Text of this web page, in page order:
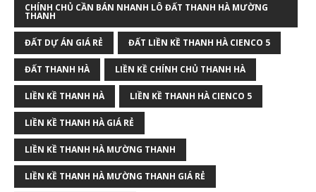
CHÍNH CHỦ CẦN BÁN NHANH LÔ ĐẤT THANH HÀ MƯỜNG
THANH
ĐẤT DỰ ÁN GIÁ RẺ ĐẤT LIỀN KỀ THANH HÀ CIENCO 5
ĐẤT THANH HÀ LIỀN KỀ CHÍNH CHỦ THANH HÀ
LIỀN KỀ THANH HÀ LIỀN KỀ THANH HÀ CIENCO 5
LIỀN KỀ THANH HÀ GIÁ RẺ
LIỀN KỀ THANH HÀ MƯỜNG THANH
LIỀN KỀ THANH HÀ MƯỜNG THANH GIÁ RẺ